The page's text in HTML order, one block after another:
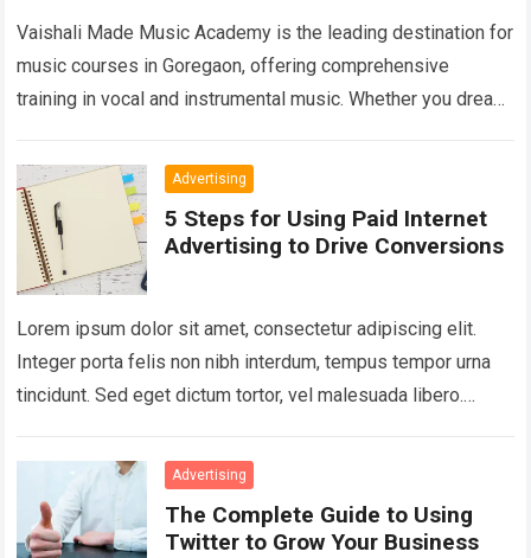
Vaishali Made Music Academy is the leading destination for
music courses in Goregaon, offering comprehensive
training in vocal and instrumental music. Whether you dream
Advertising
5 Steps for Using Paid Internet
Advertising to Drive Conversions
Lorem ipsum dolor sit amet, consectetur adipiscing elit.
Integer porta felis non nibh interdum, tempus tempor urna
tincidunt. Sed eget dictum tortor, vel malesuada libero.
Advertising
The Complete Guide to Using
Twitter to Grow Your Business